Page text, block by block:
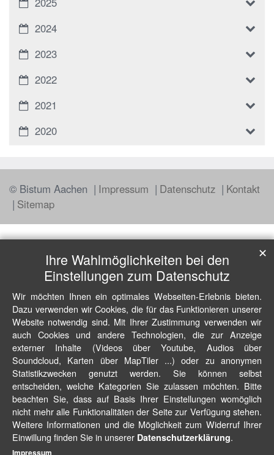
2024
2023
2022
2021
2020
© Bistum Aachen Impressum Datenschutz
Kontakt
Sitemap
Ihre Wahlmöglichkeiten bei den
Einstellungen zum Datenschutz
Wir möchten Ihnen ein optimales Webseiten-Erlebnis bieten.
Dazu verwenden wir Cookies, die für das Funktionieren unserer
Website notwendig sind. Mit Ihrer Zustimmung verwenden wir
auch Cookies und andere Technologien, die zur Anzeige
externer Inhalte (Videos über Youtube, Audios über
Soundcloud, Karten über MapTiler ...) oder zu anonymen
Statistikzwecken genutzt werden. Sie können selbst
entscheiden, welche Kategorien Sie zulassen möchten. Bitte
beachten Sie, dass auf Basis Ihrer Einstellungen womöglich
nicht mehr alle Funktionalitäten der Seite zur Verfügung stehen.
Weitere Informationen und die Möglichkeit zum Widerruf Ihrer
Einwillung finden Sie in unserer Datenschutzerklärung.
✕
Impressum